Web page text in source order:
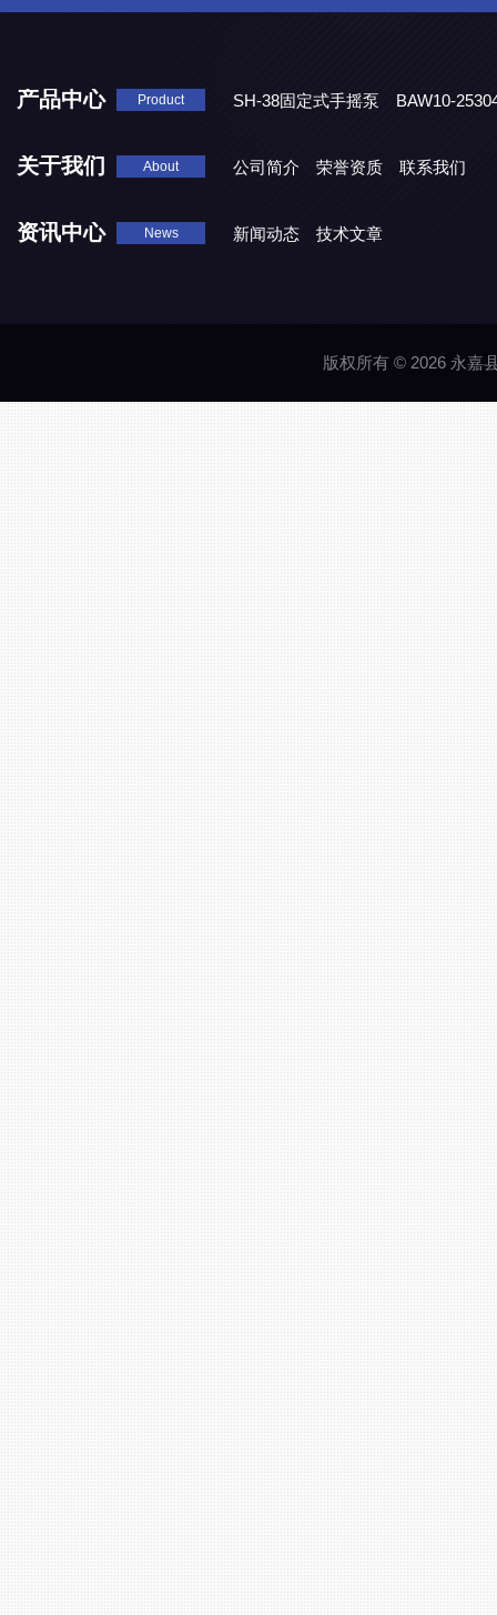
产品中心 Product SH-38固定式手摇泵
BAW10-
关于我们 About 公司简介 荣誉资质 联系我们
资讯中心 News 新闻动态 技术文章
版权所有 © 2026 永嘉